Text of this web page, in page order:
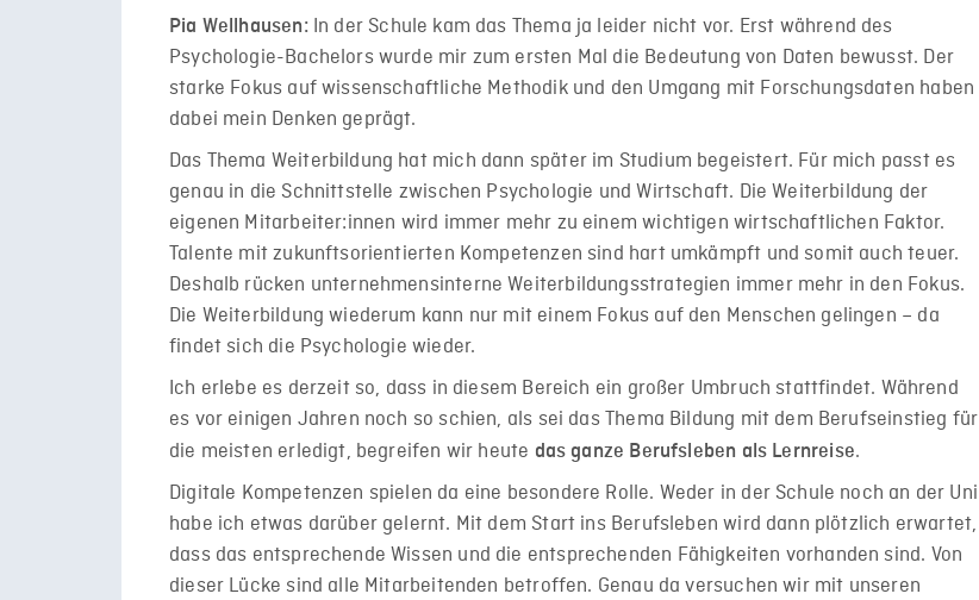
Pia Wellhausen: In der Schule kam das Thema ja leider nicht vor. Erst während des
Psychologie-Bachelors wurde mir zum ersten Mal die Bedeutung von Daten bewusst. Der
starke Fokus auf wissenschaftliche Methodik und den Umgang mit Forschungsdaten haben
dabei mein Denken geprägt.
Das Thema Weiterbildung hat mich dann später im Studium begeistert. Für mich passt es
genau in die Schnittstelle zwischen Psychologie und Wirtschaft. Die Weiterbildung der
eigenen Mitarbeiter:innen wird immer mehr zu einem wichtigen wirtschaftlichen Faktor.
Talente mit zukunftsorientierten Kompetenzen sind hart umkämpft und somit auch teuer.
Deshalb rücken unternehmensinterne Weiterbildungsstrategien immer mehr in den Fokus.
Die Weiterbildung wiederum kann nur mit einem Fokus auf den Menschen gelingen – da
findet sich die Psychologie wieder.
Ich erlebe es derzeit so, dass in diesem Bereich ein großer Umbruch stattfindet. Während
es vor einigen Jahren noch so schien, als sei das Thema Bildung mit dem Berufseinstieg für
die meisten erledigt, begreifen wir heute das ganze Berufsleben als Lernreise.
Digitale Kompetenzen spielen da eine besondere Rolle. Weder in der Schule noch an der Uni
habe ich etwas darüber gelernt. Mit dem Start ins Berufsleben wird dann plötzlich erwartet,
dass das entsprechende Wissen und die entsprechenden Fähigkeiten vorhanden sind. Von
dieser Lücke sind alle Mitarbeitenden betroffen. Genau da versuchen wir mit unseren